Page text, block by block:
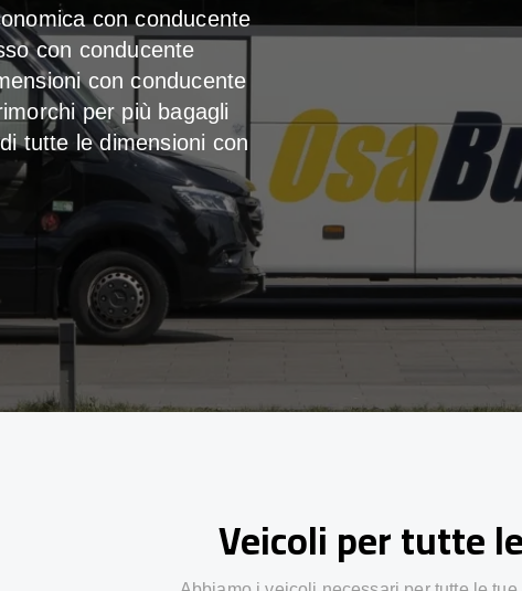
con conducente
con conducente
con conducente
per più bagagli
tutte le dimensioni con
Veicoli per tutte